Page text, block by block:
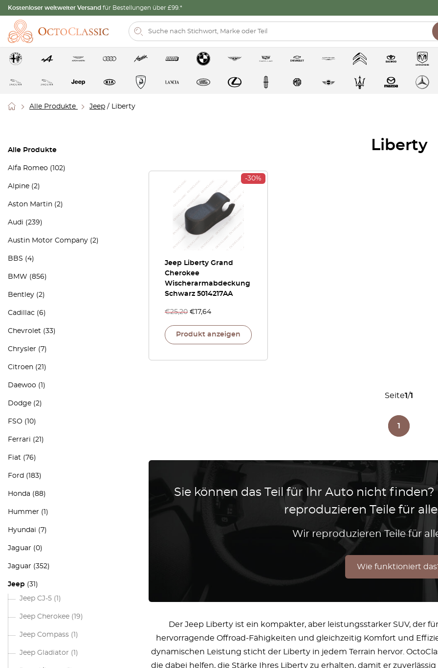
Kostenloser weltweiter Versand für Bestellungen über £99.*
Alle Produkte Jeep / Liberty
Alle Produkte
Alfa Romeo (102)
Alpine (2)
Aston Martin (2)
Audi (239)
Austin Motor Company (2)
BBS (4)
BMW (856)
Bentley (2)
Cadillac (6)
Chevrolet (33)
Chrysler (7)
Citroen (21)
Daewoo (1)
Dodge (2)
FSO (10)
Ferrari (21)
Fiat (76)
Ford (183)
Honda (88)
Hummer (1)
Hyundai (7)
Jaguar (0)
Jaguar (352)
Jeep (31)
Jeep CJ-5 (1)
Jeep Cherokee (19)
Jeep Compass (1)
Jeep Gladiator (1)
Liberty
-30%
Jeep Liberty Grand
Cherokee
Wischerarmabdeckung
Schwarz 5014217AA
€25,20 € 17,64
Produkt anzeigen
Seite1/1
1
Sie können das Teil für Ihr Auto nicht
reproduzieren Teile für
Wir reproduzieren Teile für
Wie funktioniert
Der Jeep Liberty ist ein kompakter, aber leistungsstarker SUV, der
hervorragende Offroad-Fähigkeiten und gleichzeitig Komfort und
dynamischen Leistung sticht der Liberty in jedem Terrain hervor.
die dabei helfen, die Stärke Ihres Liberty zu erhalten, damit er